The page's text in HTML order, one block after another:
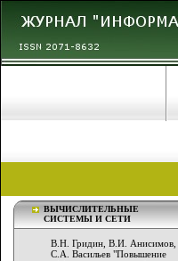
ВЫЧИСЛИТЕЛЬНЫЕ
СИСТЕМЫ И СЕТИ
В.Н. Гридин, В.И. Анисимов,
С.А. Васильев "Повышение